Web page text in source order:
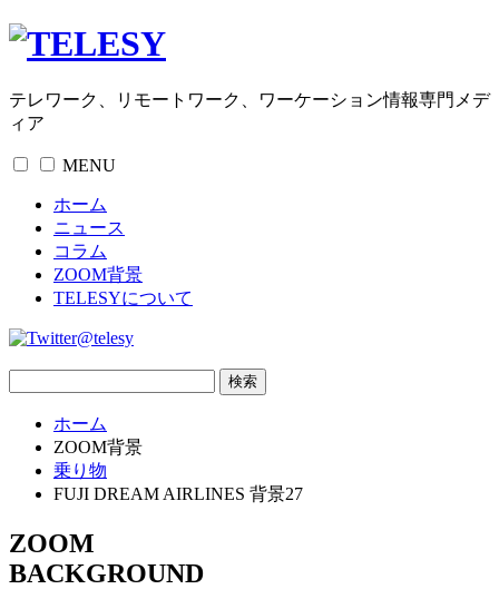
テレワーク、リモートワーク、ワーケーション情報専門メデ
ィア
MENU
ホーム
ニュース
コラム
ZOOM背景
TELESYについて
@telesy
ホーム
ZOOM背景
乗り物
FUJI DREAM AIRLINES 背景27
ZOOM
BACKGROUND